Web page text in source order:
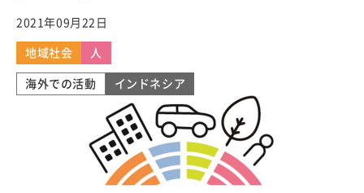
2021年09月22日
地域社会 人
海外での活動 インドネシア